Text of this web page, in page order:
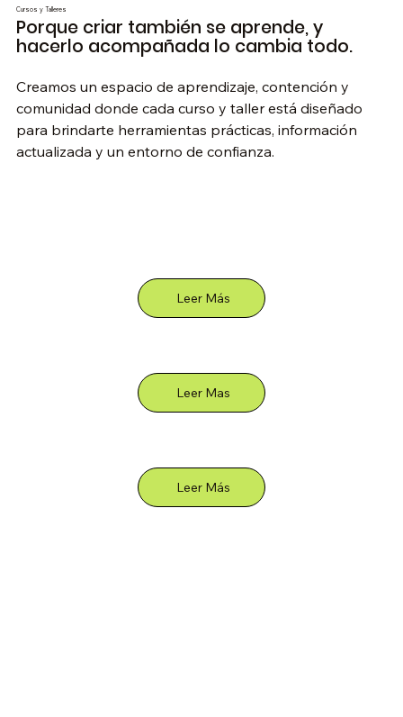
Cursos y Talleres
Porque criar también se aprende, y
hacerlo acompañada lo cambia todo.
Creamos un espacio de aprendizaje, contención y
comunidad donde cada curso y taller está diseñado
para brindarte herramientas prácticas, información
actualizada y un entorno de confianza.
Leer Más
Leer Mas
Leer Más